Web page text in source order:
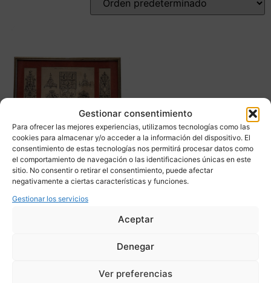
Gestionar consentimiento
Para ofrecer las mejores experiencias, utilizamos tecnologías como las
cookies para almacenar y/o acceder a la información del dispositivo. El
consentimiento de estas tecnologías nos permitirá procesar datos como
el comportamiento de navegación o las identificaciones únicas en este
sitio. No consentir o retirar el consentimiento, puede afectar
negativamente a ciertas características y funciones.
Gestionar los servicios
Aceptar
Denegar
Ver preferencias
Grabado “Repertorio de
grutescos”, Estilo
Francia